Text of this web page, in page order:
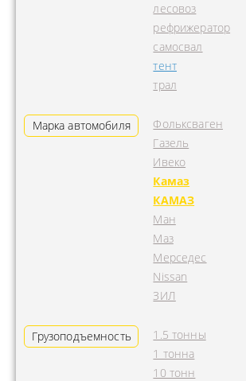
лесовоз
рефрижератор
самосвал
тент
трал
Марка автомобиля
Фольксваген
Газель
Ивеко
Камаз
КАМАЗ
Ман
Маз
Мерседес
Nissan
ЗИЛ
Грузоподъемность
1.5 тонны
1 тонна
10 тонн